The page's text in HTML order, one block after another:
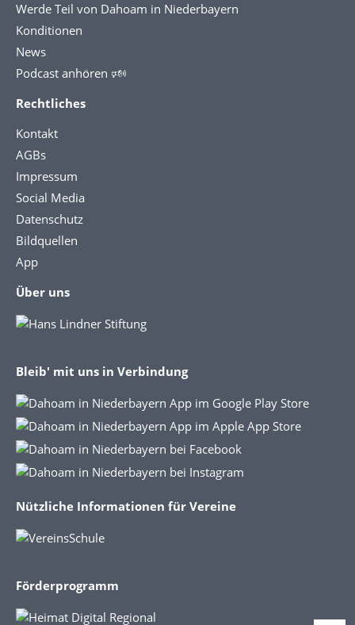
Werde Teil von Dahoam in Niederbayern
Konditionen
News
Podcast anhören 🕬
Rechtliches
Kontakt
AGBs
Impressum
Social Media
Datenschutz
Bildquellen
App
Über uns
Bleib' mit uns in Verbindung
Nützliche Informationen für Vereine
Förderprogramm